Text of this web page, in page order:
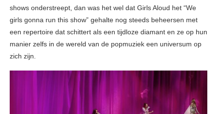
shows onderstreept, dan was het wel dat Girls Aloud het “We
girls gonna run this show” gehalte nog steeds beheersen met
een repertoire dat schittert als een tijdloze diamant en ze op hun
manier zelfs in de wereld van de popmuziek een universum op
zich zijn.